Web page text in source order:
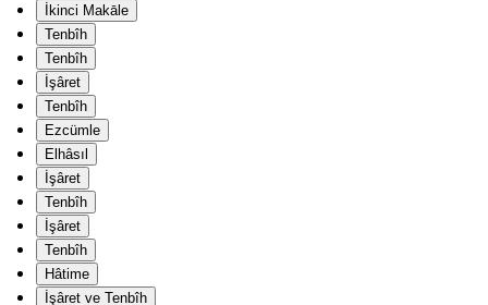
İkinci Makāle
Tenbîh
Tenbîh
İşâret
Tenbîh
Ezcümle
Elhâsıl
İşâret
Tenbîh
İşâret
Tenbîh
Hâtime
İşâret ve Tenbîh